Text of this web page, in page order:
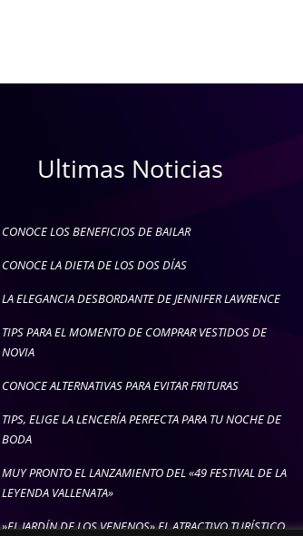
Ultimas Noticias
CONOCE LOS BENEFICIOS DE BAILAR
CONOCE LA DIETA DE LOS DOS DÍAS
LA ELEGANCIA DESBORDANTE DE JENNIFER LAWRENCE
TIPS PARA EL MOMENTO DE COMPRAR VESTIDOS DE
NOVIA
CONOCE ALTERNATIVAS PARA EVITAR FRITURAS
TIPS, ELIGE LA LENCERÍA PERFECTA PARA TU NOCHE DE
BODA
MUY PRONTO EL LANZAMIENTO DEL «49 FESTIVAL DE LA
LEYENDA VALLENATA»
»EL JARDÍN DE LOS VENENOS» EL ATRACTIVO TURÍSTICO